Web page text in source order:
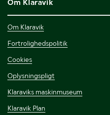
Om Klaravik
Om Klaravik
Fortrolighedspolitik
Cookies
Oplysningspligt
Klaraviks maskinmuseum
Klaravik Plan